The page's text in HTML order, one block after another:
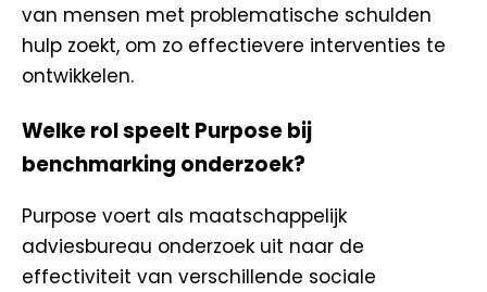
van mensen met problematische schulden
hulp zoekt, om zo effectievere interventies te
ontwikkelen.
Welke rol speelt Purpose bij
benchmarking onderzoek?
Purpose voert als maatschappelijk
adviesbureau onderzoek uit naar de
effectiviteit van verschillende sociale